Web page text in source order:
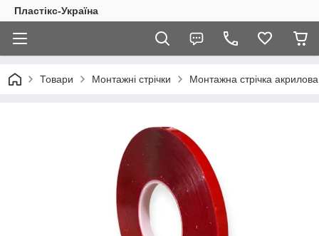
Пластікс-Україна
Товари Монтажні стрічки Монтажна стрічка